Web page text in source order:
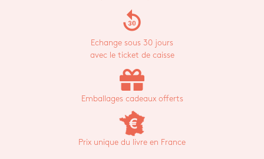
replay_30
Echange sous 30 jours
avec le ticket de caisse
Emballages cadeaux offerts
Prix unique du livre en France